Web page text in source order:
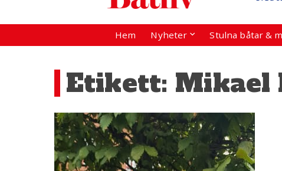
Hem Nyheter Stulna båtar &
Etikett: Mikael